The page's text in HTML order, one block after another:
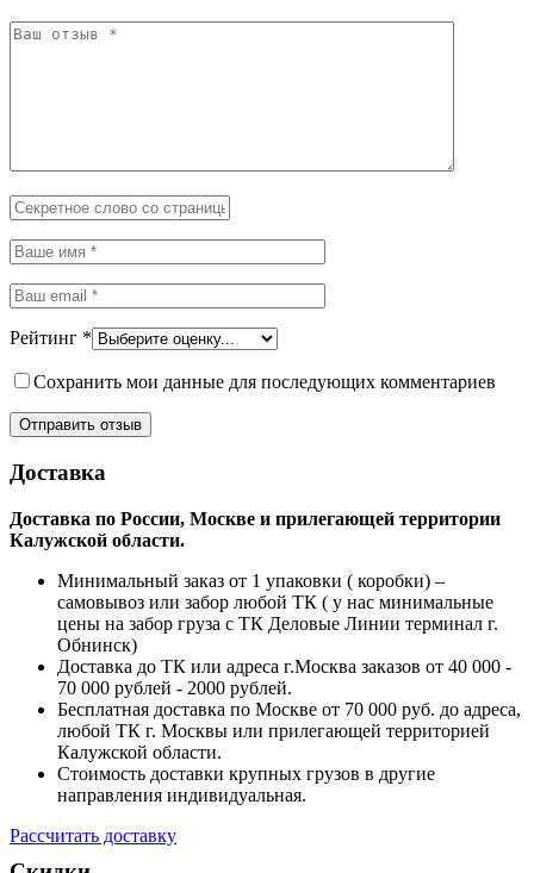
Рейтинг *
Сохранить мои данные для последующих комментариев
Доставка
Доставка по России, Москве и прилегающей территории
Калужской области.
Минимальный заказ от 1 упаковки ( коробки) –
самовывоз или забор любой ТК ( у нас минимальные
цены на забор груза с ТК Деловые Линии терминал г.
Обнинск)
Доставка до ТК или адреса г.Москва заказов от 40 000 -
70 000 рублей - 2000 рублей.
Бесплатная доставка по Москве от 70 000 руб. до адреса,
любой ТК г. Москвы или прилегающей территорией
Калужской области.
Стоимость доставки крупных грузов в другие
направления индивидуальная.
Рассчитать доставку